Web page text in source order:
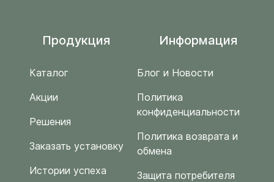
Продукция
Каталог
Акции
Решения
Заказать установку
Истории успеха
Информация
Блог и Новости
Политика
конфиденциальности
Политика возврата и
обмена
Защита потребителя